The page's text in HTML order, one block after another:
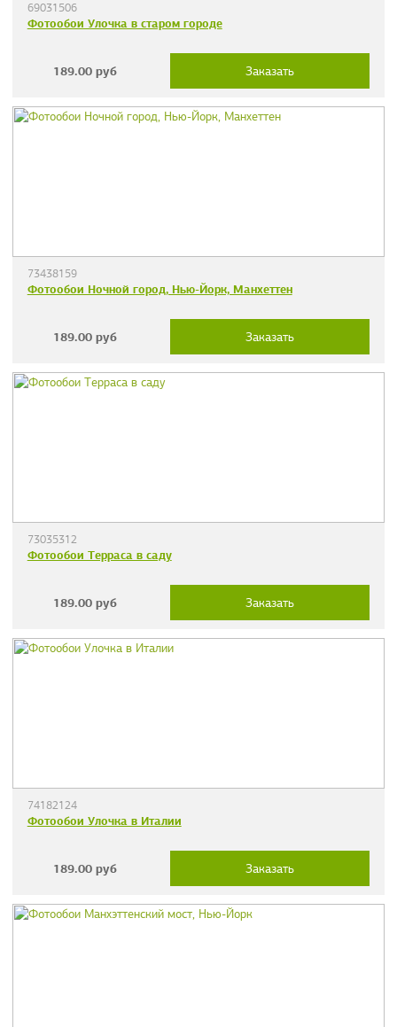
69031506
Фотообои Улочка в старом городе
189.00 руб Заказать
73438159
Фотообои Ночной город, Нью-Йорк, Манхеттен
189.00 руб Заказать
73035312
Фотообои Терраса в саду
189.00 руб Заказать
74182124
Фотообои Улочка в Италии
189.00 руб Заказать